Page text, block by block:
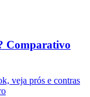
Comparativo
veja prós e contras